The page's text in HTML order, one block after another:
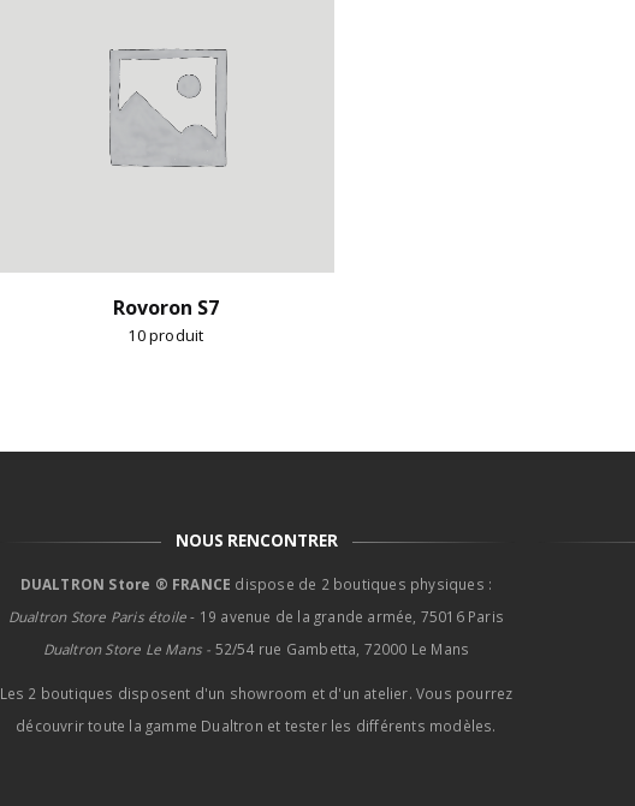
Rovoron S7
10produit
NOUS RENCONTRER
DUALTRON Store ® FRANCE dispose de 2 boutiques physiques :
Dualtron Store Paris étoile- 19 avenue de la grande armée, 75016 Paris
Dualtron Store Le Mans - 52/54 rue Gambetta, 72000 Le Mans
Les 2 boutiques disposent d'un showroom et d'un atelier. Vous pourrez
découvrir toute la gamme Dualtron et tester les différents modèles.